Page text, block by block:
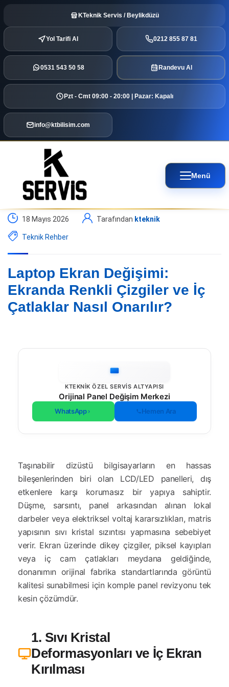
KTeknik Servis / Beylikdüzü
Yol Tarifi Al 0212 855 87 81
0531 543 50 58 Randevu Al
Pzt - Cmt 09:00 - 20:00 | Pazar: Kapalı
info@ktbilisim.com
Menü
18 Mayıs 2026 Tarafından kteknik
Teknik Rehber
Laptop Ekran Değişimi:
Ekranda Renkli Çizgiler ve İç
Çatlaklar Nasıl Onarılır?
KTEKNIK ÖZEL SERVIS ALTYAPISI
Orijinal Panel Değişim Merkezi
WhatsApp Hemen Ara
Taşınabilir dizüstü bilgisayarların en hassas
bileşenlerinden biri olan LCD/LED panelleri, dış
etkenlere karşı korumasız bir yapıya sahiptir.
Düşme, sarsıntı, panel arkasından alınan lokal
darbeler veya elektriksel voltaj kararsızlıkları, matris
yapısının sıvı kristal sızıntısı yapmasına sebebiyet
verir. Ekran üzerinde dikey çizgiler, piksel kayıpları
veya iç cam çatlakları meydana geldiğinde,
donanımın orijinal fabrika standartlarında görüntü
kalitesi sunabilmesi için komple panel revizyonu tek
kesin çözümdür.
1. Sıvı Kristal
Deformasyonları ve İç Ekran
Kırılması